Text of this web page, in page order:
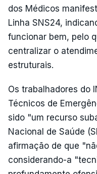
dos Médicos
Linha SNS24,
funcionar bem, pelo
centralizar o
estruturais.
Os trabalhadores do
Técnicos de
sido "um recurso
Nacional de Saúde
afirmação de que
considerando-a